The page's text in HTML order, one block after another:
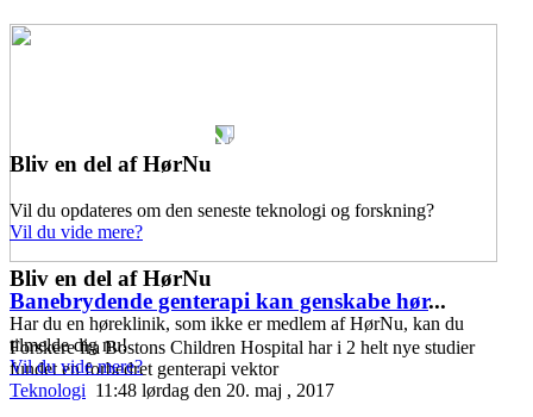
Banebrydende genterapi kan genskabe hør...
Forskere fra Bostons Children Hospital har i 2 helt nye studier
fundet en forbedret genterapi vektor
Teknologi 11:48 lørdag den 20. maj , 2017
Bliv en del af HørNu
Vil du opdateres om den seneste teknologi og forskning?
Vil du vide mere?
Bliv en del af HørNu
Har du en høreklinik, som ikke er medlem af HørNu, kan du
tilmelde dig nu!
Vil du vide mere?